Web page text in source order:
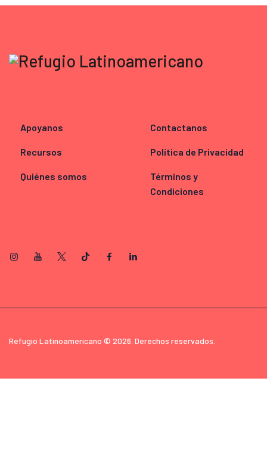
Apoyanos
Recursos
Quiénes somos
Contactanos
Política de Privacidad
Términos y
Condiciones
Refugio Latinoamericano © 2026. Derechos reservados.